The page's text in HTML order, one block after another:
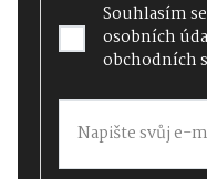
Souhlasím se
osobních
obchodních